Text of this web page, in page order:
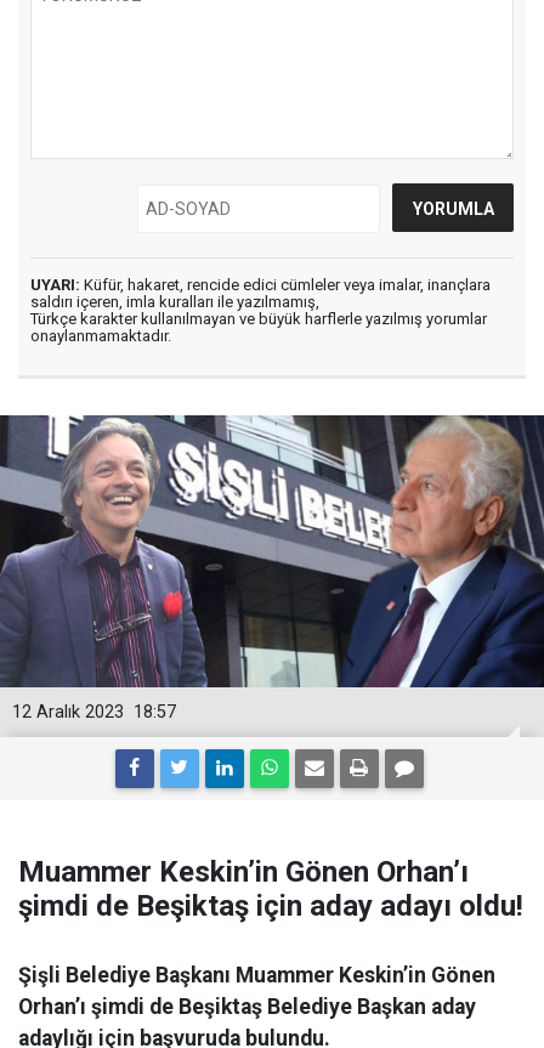
UYARI: Küfür, hakaret, rencide edici cümleler veya imalar, inançlara
saldırı içeren, imla kuralları ile yazılmamış,
Türkçe karakter kullanılmayan ve büyük harflerle yazılmış yorumlar
onaylanmamaktadır.
18:57
12 Aralık 2023
Muammer Keskin’in Gönen Orhan’ı
şimdi de Beşiktaş için aday adayı oldu!
Şişli Belediye Başkanı Muammer Keskin’in Gönen
Orhan’ı şimdi de Beşiktaş Belediye Başkan aday
adaylığı için başvuruda bulundu.